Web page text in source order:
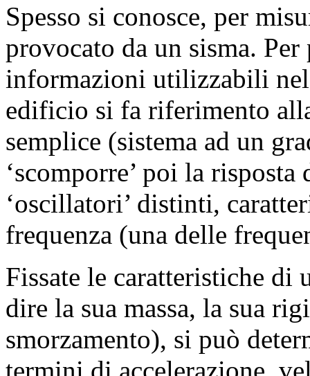
Spesso si conosce, per
provocato da un sisma. Per
informazioni utilizzabili
edificio si fa riferimento
semplice (sistema ad un
‘scomporre’ poi la
‘oscillatori’ distinti,
frequenza (una delle
Fissate le caratteristiche di
dire la sua massa, la sua
smorzamento), si può
termini di accelerazione,